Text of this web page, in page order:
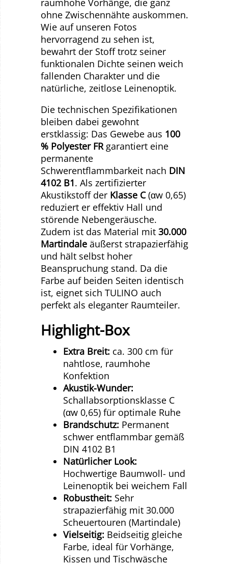
raumhohe Vorhänge, die ganz
ohne Zwischennähte auskommen.
Wie auf unseren Fotos
hervorragend zu sehen ist,
bewahrt der Stoff trotz seiner
funktionalen Dichte seinen weich
fallenden Charakter und die
natürliche, zeitlose Leinenoptik.
Die technischen Spezifikationen
bleiben dabei gewohnt
erstklassig: Das Gewebe aus 100
% Polyester FRgarantiert eine
permanente
Schwerentflammbarkeit nach DIN
4102 B1. Als zertifizierter
Akustikstoff der Klasse C(αw 0,65)
reduziert er effektiv Hall und
störende Nebengeräusche.
Zudem ist das Material mit 30.000
Martindale äußerst strapazierfähig
und hält selbst hoher
Beanspruchung stand. Da die
Farbe auf beiden Seiten identisch
ist, eignet sich TULINO auch
perfekt als eleganter Raumteiler.
Highlight-Box
Extra Breit: ca. 300 cm für
nahtlose, raumhohe
Konfektion
Akustik-Wunder:
Schallabsorptionsklasse C
(αw 0,65) für optimale Ruhe
Brandschutz: Permanent
schwer entflammbar gemäß
DIN 4102 B1
Natürlicher Look:
Hochwertige Baumwoll- und
Leinenoptik bei weichem Fall
Robustheit: Sehr
strapazierfähig mit 30.000
Scheuertouren (Martindale)
Vielseitig: Beidseitig gleiche
Farbe, ideal für Vorhänge,
Kissen und Tischwäsche